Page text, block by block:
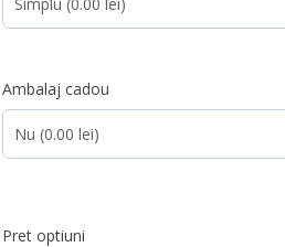
Ambalaj cadou
Pret optiuni